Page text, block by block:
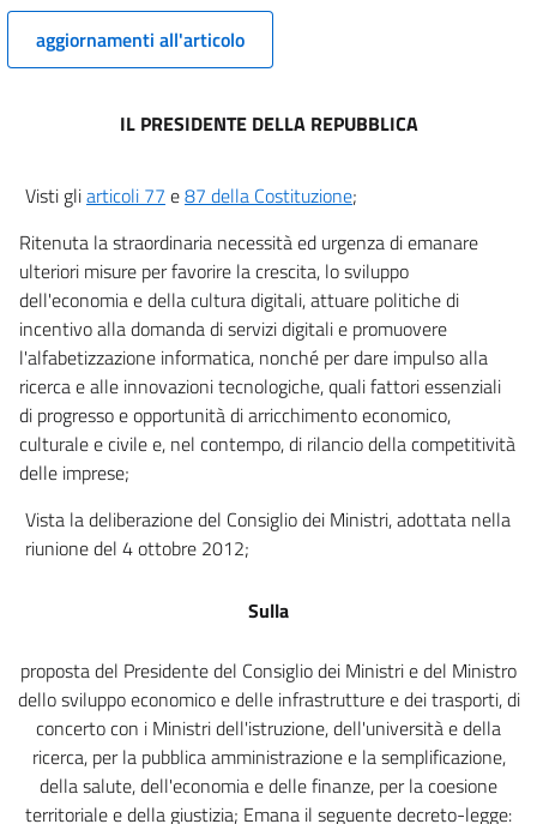
9 bis
Sezione III
digitale))
11
Sezione IV
Sanità digitale
12
12 bis
13
13 bis
Azzeramento del divario digitale e moneta elettronica
13 ter
15
Sezione VI
Giustizia digitale
16
16 bis
aggiornamenti all'articolo
IL PRESIDENTE DELLA REPUBBLICA
Visti gliarticoli 77 e87 della Costituzione;
Ritenuta la straordinaria necessità ed urgenza di emanare
ulteriori misure per favorire la crescita, lo sviluppo
dell'economia e della cultura digitali, attuare politiche di
incentivo alla domanda di servizi digitali e promuovere
l'alfabetizzazione informatica, nonché per dare impulso alla
ricerca e alle innovazioni tecnologiche, quali fattori essenziali
di progresso e opportunità di arricchimento economico,
culturale e civile e, nel contempo, di rilancio della competitività
delle imprese;
Vista la deliberazione del Consiglio dei Ministri, adottata nella
riunione del 4 ottobre 2012;
Sulla
proposta del Presidente del Consiglio dei Ministri e del Ministro
dello sviluppo economico e delle infrastrutture e dei trasporti, di
concerto con i Ministri dell'istruzione, dell'università e della
ricerca, per la pubblica amministrazione e la semplificazione,
della salute, dell'economia e delle finanze, per la coesione
territoriale e della giustizia; Emana il seguente decreto-legge: